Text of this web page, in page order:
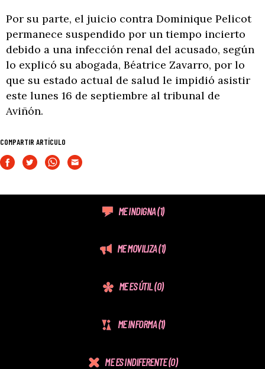
Por su parte, el juicio contra Dominique Pelicot
permanece suspendido por un tiempo incierto
debido a una infección renal del acusado, según
lo explicó su abogada, Béatrice Zavarro, por lo
que su estado actual de salud le impidió asistir
este lunes 16 de septiembre al tribunal de
Aviñón.
COMPARTIR ARTÍCULO
ME INDIGNA(1)
ME MOVILIZA(1)
ME ES ÚTIL(0)
ME INFORMA(1)
ME ES INDIFERENTE(0)